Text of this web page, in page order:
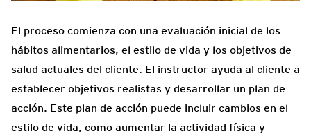
El proceso comienza con una evaluación inicial de los
hábitos alimentarios, el estilo de vida y los objetivos de
salud actuales del cliente. El instructor ayuda al cliente a
establecer objetivos realistas y desarrollar un plan de
acción. Este plan de acción puede incluir cambios en el
estilo de vida, como aumentar la actividad física y